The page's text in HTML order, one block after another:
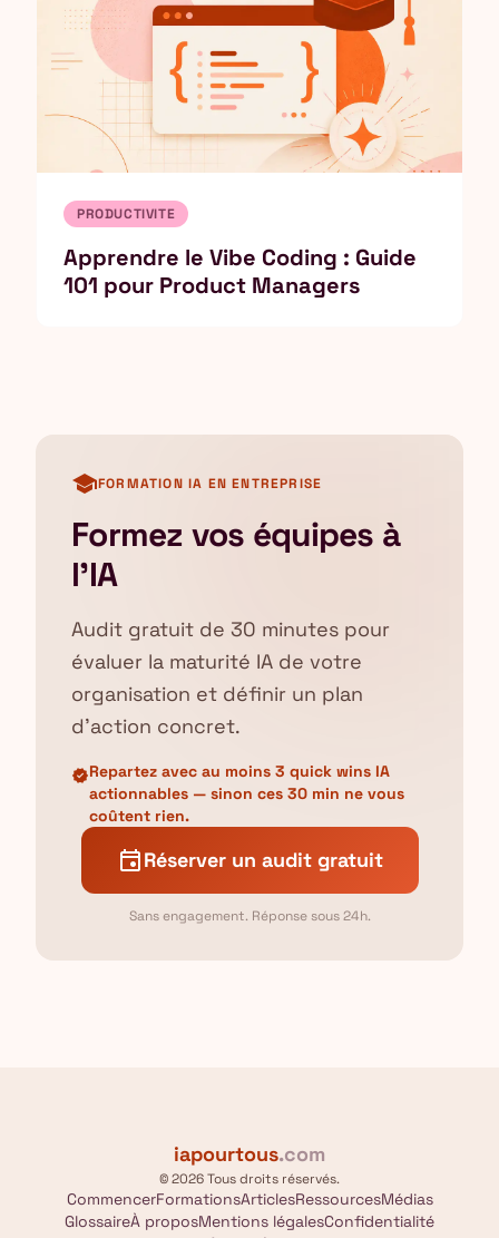
PRODUCTIVITE
Apprendre le Vibe Coding : Guide
101 pour Product Managers
schoolFORMATION IA EN ENTREPRISE
Formez vos équipes à
l'IA
Audit gratuit de 30 minutes pour
évaluer la maturité IA de votre
organisation et définir un plan
d'action concret.
verifiedRepartez avec au moins 3 quick wins IA
actionnables — sinon ces 30 min ne vous
coûtent rien.
eventRéserver un audit gratuit
Sans engagement. Réponse sous 24h.
iapourtous.com
© 2026 Tous droits réservés.
CommencerFormationsArticlesRessourcesMédias
GlossaireÀ proposMentions légalesConfidentialité